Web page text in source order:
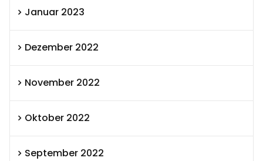
Januar 2023
Dezember 2022
November 2022
Oktober 2022
September 2022